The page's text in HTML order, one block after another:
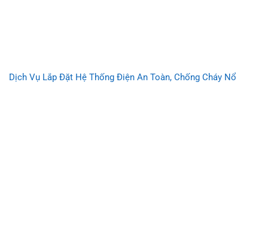
Dịch Vụ Lắp Đặt Hệ Thống Điện An Toàn, Chống Cháy Nổ